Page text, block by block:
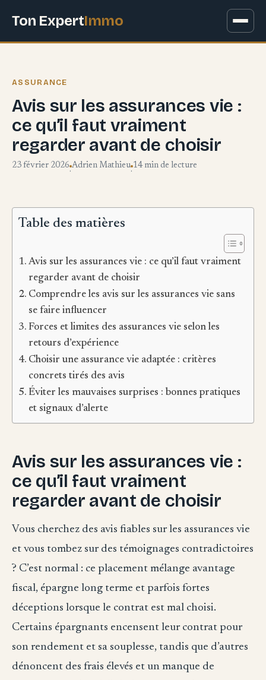
Ton ExpertImmo
ASSURANCE
Avis sur les assurances vie :
ce qu’il faut vraiment
regarder avant de choisir
23 février 2026
·
Adrien Mathieu
·
14 min de lecture
Table des matières
Avis sur les assurances vie : ce qu’il faut vraiment
regarder avant de choisir
Comprendre les avis sur les assurances vie sans
se faire influencer
Forces et limites des assurances vie selon les
retours d’expérience
Choisir une assurance vie adaptée : critères
concrets tirés des avis
Éviter les mauvaises surprises : bonnes pratiques
et signaux d’alerte
Avis sur les assurances vie :
ce qu’il faut vraiment
regarder avant de choisir
Vous cherchez des avis fiables sur les assurances vie
et vous tombez sur des témoignages contradictoires
? C’est normal : ce placement mélange avantage
fiscal, épargne long terme et parfois fortes
déceptions lorsque le contrat est mal choisi.
Certains épargnants encensent leur contrat pour
son rendement et sa souplesse, tandis que d’autres
dénoncent des frais élevés et un manque de